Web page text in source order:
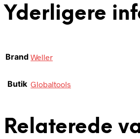
Yderligere
Brand Weller
Butik Globaltools
Relaterede